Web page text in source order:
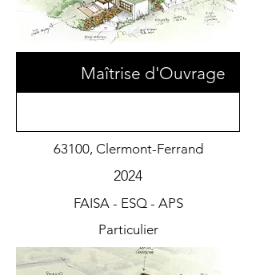
Maîtrise d'Ouvrage
63100, Clermont-Ferrand
2024
FAISA - ESQ - APS
Particulier